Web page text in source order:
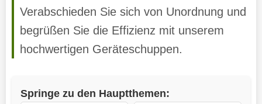
Verabschieden Sie sich von Unordnung und
begrüßen Sie die Effizienz mit unserem
hochwertigen Geräteschuppen.
Springe zu den Hauptthemen: